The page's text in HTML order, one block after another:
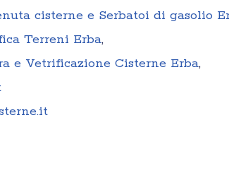
cisterne e Serbatoi di gasolio
Terreni Erba,
e Vetrificazione Cisterne Erba,